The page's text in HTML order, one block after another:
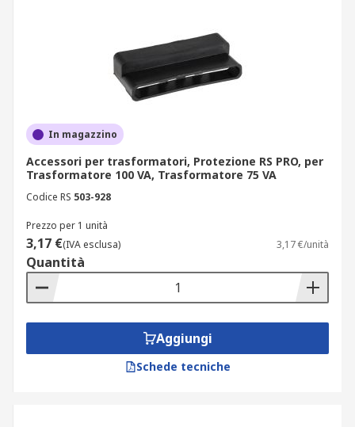
In magazzino
Accessori per trasformatori, Protezione RS PRO, per
Trasformatore 100 VA, Trasformatore 75 VA
Codice RS 503-928
Prezzo per 1 unità
3,17 €(IVA esclusa) 3,17 €/unità
Quantità
Aggiungi
Schede tecniche